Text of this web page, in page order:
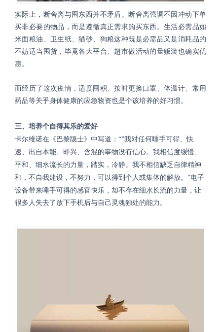
实际上，断舍离与囤东西并不矛盾。断舍离强调不因冲动下单
买非必要的物品，而是遵循真正需求购买东西。生活必需品如
米面粮油、卫生纸、猫砂、狗粮这种既是必需品又是消耗品的
不妨适当囤货，毕竟各大平台、超市做活动的量贩装也确实优
惠。
而经历了这次疫情，适度囤积、按时更换口罩、体温计、常用
药品等关乎身体健康的应急物资也是个该培养的好习惯。
三、培养个自得其乐的爱好
卡尔维诺在《巴黎隐士》中写道： ““我对任何唾手可得、快
速、出自本能、即兴、含混的事物没有信心。我相信度缓慢、
平和、细水流长的力量，踏实，冷静。我不相信缺乏自律精神
和，不自我建设，不努力，可以得到个人或集体的解放。 ”电子
设备带来唾手可得的感官快乐，却不存在细水长流的力量，让
很多人失去了放下手机后与自己灵魂独处的能力。